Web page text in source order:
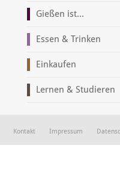
Gießen ist...
Essen & Trinken
Einkaufen
Lernen & Studieren
Kontakt Impressum